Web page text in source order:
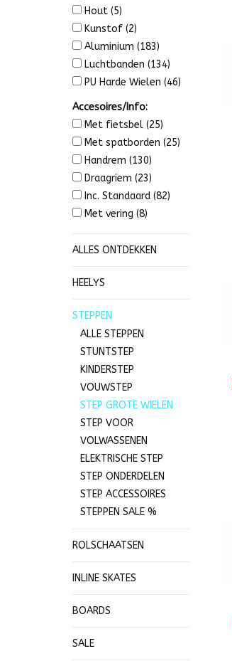
Hout (5)
Kunstof (2)
Aluminium (183)
Luchtbanden (134)
PU Harde Wielen (46)
Accesoires/Info:
Met fietsbel (25)
Met spatborden (25)
Handrem (130)
Draagriem (23)
Inc. Standaard (82)
Met vering (8)
ALLES ONTDEKKEN
HEELYS
STEPPEN
ALLE STEPPEN
STUNTSTEP
KINDERSTEP
VOUWSTEP
STEP GROTE WIELEN
STEP VOOR
VOLWASSENEN
ELEKTRISCHE STEP
STEP ONDERDELEN
STEP ACCESSOIRES
STEPPEN SALE %
ROLSCHAATSEN
INLINE SKATES
BOARDS
SALE